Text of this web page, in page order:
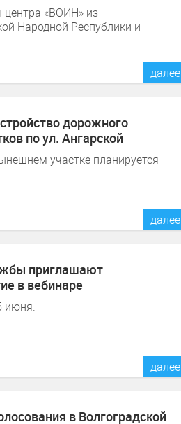
«ВОИН» из
Народной Республики и
далее
дорожного
по ул. Ангарской
участке планируется
далее
приглашают
в вебинаре
июня.
далее
в Волгоградской